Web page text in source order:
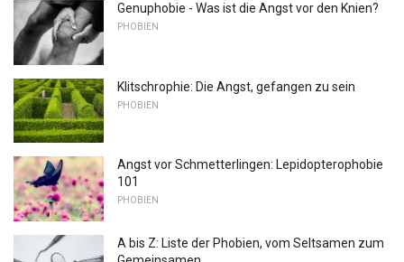
Genuphobie - Was ist die Angst vor den Knien?
PHOBIEN
Klitschrophie: Die Angst, gefangen zu sein
PHOBIEN
Angst vor Schmetterlingen: Lepidopterophobie
101
PHOBIEN
A bis Z: Liste der Phobien, vom Seltsamen zum